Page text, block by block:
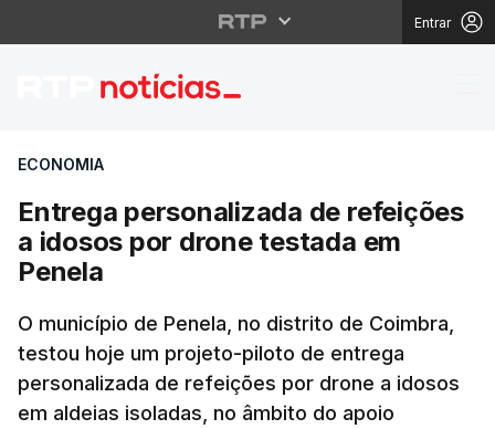
Entrar
Entrega
ECONOMIA
Entrega personalizada de refeições
a idosos por drone testada em
Penela
O município de Penela, no distrito de Coimbra,
testou hoje um projeto-piloto de entrega
personalizada de refeições por drone a idosos
em aldeias isoladas, no âmbito do apoio